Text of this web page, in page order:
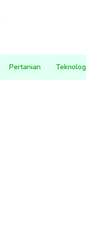
Pertanian